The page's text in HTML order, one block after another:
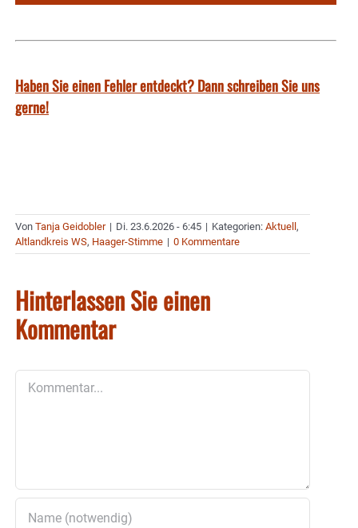
Haben Sie einen Fehler entdeckt? Dann schreiben Sie uns
gerne!
Von Tanja Geidobler | Di. 23.6.2026 - 6:45 | Kategorien: Aktuell ,
Altlandkreis WS, Haager-Stimme | 0 Kommentare
Hinterlassen Sie einen
Kommentar